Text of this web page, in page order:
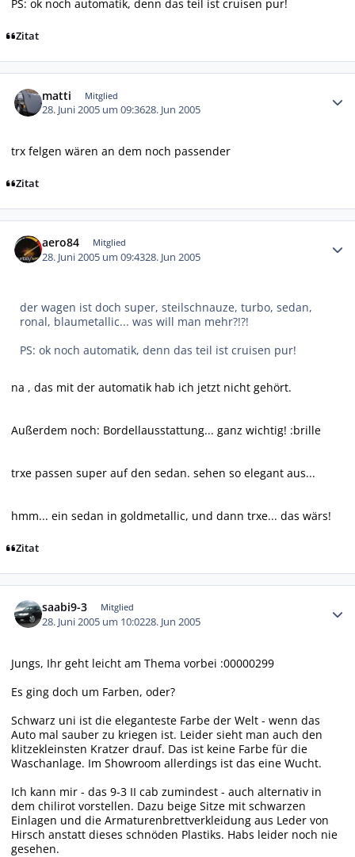
PS: ok noch automatik, denn das teil ist cruisen pur!
Zitat
matti Mitglied
28. Juni 2005 um 09:3628. Jun 2005
trx felgen wären an dem noch passender
Zitat
aero84 Mitglied
28. Juni 2005 um 09:4328. Jun 2005
der wagen ist doch super, steilschnauze, turbo, sedan,
ronal, blaumetallic... was will man mehr?!?!
PS: ok noch automatik, denn das teil ist cruisen pur!
na , das mit der automatik hab ich jetzt nicht gehört.
Außerdem noch: Bordellausstattung... ganz wichtig! :brille
trxe passen super auf den sedan. sehen so elegant aus...
hmm... ein sedan in goldmetallic, und dann trxe... das wärs!
Zitat
saabi9-3 Mitglied
28. Juni 2005 um 10:0228. Jun 2005
Jungs, Ihr geht leicht am Thema vorbei :00000299
Es ging doch um Farben, oder?
Schwarz uni ist die eleganteste Farbe der Welt - wenn das
Auto mal sauber zu kriegen ist. Leider sieht man auch den
klitzekleinsten Kratzer drauf. Das ist keine Farbe für die
Waschanlage. Im Showroom allerdings ist das eine Wucht.
Ich kann mir - das 9-3 II cab zumindest - auch alternativ in
dem chilirot vorstellen. Dazu beige Sitze mit schwarzen
Einlagen und die Armaturenbrettverkleidung aus Leder von
Hirsch anstatt dieses schnöden Plastiks. Habs leider noch nie
gesehen.